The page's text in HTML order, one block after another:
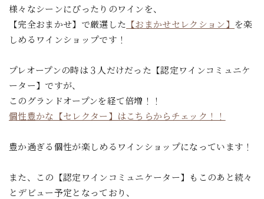
様々なシーンにぴったりのワインを、
【完全おまかせ】で厳選した 【おまかせセレクション】 を楽
しめるワインショップです！
プレオープンの時は３人だけだった【認定ワインコミュニケ
ーター】ですが、
このグランドオープンを経て倍増！！
個性豊かな【セレクター】はこちらからチェック！！
豊か過ぎる個性が楽しめるワインショップになっています！
また、この【認定ワインコミュニケーター】もこのあと続々
とデビュー予定となっており、